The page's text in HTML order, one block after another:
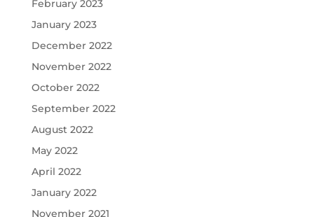
February 2023
January 2023
December 2022
November 2022
October 2022
September 2022
August 2022
May 2022
April 2022
January 2022
November 2021